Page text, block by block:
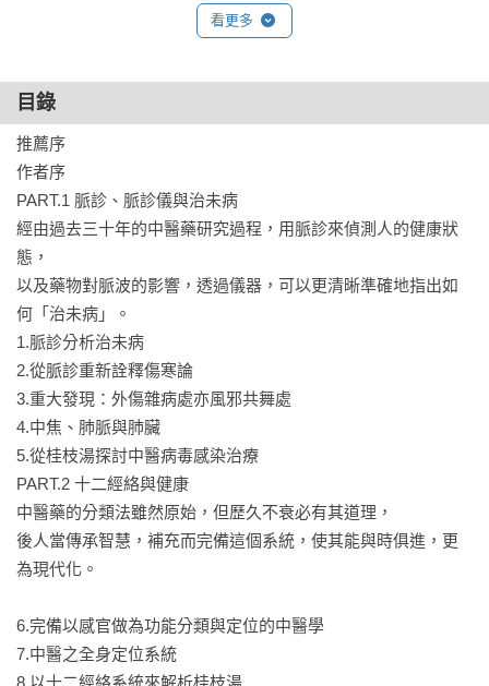
解脈診的功能，希望能以脈診儀的研究成果，為全民提供更多
實用又不昂貴的保健方式，打造一個健康幸福的社會。
以內經、傷寒論為指導，以科學做驗證，王唯工教授公開三十
年脈診研究心得，透過脈診精準定位，找出通往健康與逆齡不
老的康莊大道！
● 從脈診中，發現新病種：身體不舒服卻查不出病因，醫生說：
「你的體質不好。」但從脈診中可發現慢性傷寒與外傷雜病，
解開體質不好的困惑。
● 從脈診中，驗證十二經絡是人體定位系統：脈診可透過十二經
絡為座標的全身定位系統，精確找到不正常發展的器官與組
織，並且看出未來的趨勢。
● 從脈診中，詮釋傷寒論的理論與實務：分析天下第一湯：桂枝
湯，以脈診結果詮釋桂枝湯中藥方之君臣互動與效果，深入認
識這本實用方書的內涵。
● 從脈診中，窺見人類老化的過程：歸納出身體在老化過程中的
規則，並由脈診透過十二經絡定位，察覺脖子是老化的門戶。
● 從脈診中，找尋致中和、治未病的有效方法：脈診可精確定
位，找出致中和的客觀指標，建立便宜、不痛苦又高效率的第
看更多
目錄
推薦序
作者序
PART.1 脈診、脈診儀與治未病
經由過去三十年的中醫藥研究過程，用脈診來偵測人的健康狀
態，
以及藥物對脈波的影響，透過儀器，可以更清晰準確地指出如
何「治未病」。
1.脈診分析治未病
2.從脈診重新詮釋傷寒論
3.重大發現：外傷雜病處亦風邪共舞處
4.中焦、肺脈與肺臟
5.從桂枝湯探討中醫病毒感染治療
PART.2 十二經絡與健康
中醫藥的分類法雖然原始，但歷久不衰必有其道理，
後人當傳承智慧，補充而完備這個系統，使其能與時俱進，更
為現代化。
6.完備以感官做為功能分類與定位的中醫學
7.中醫之全身定位系統